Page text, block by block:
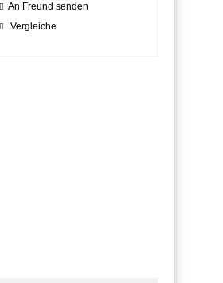
An Freund senden
Vergleiche